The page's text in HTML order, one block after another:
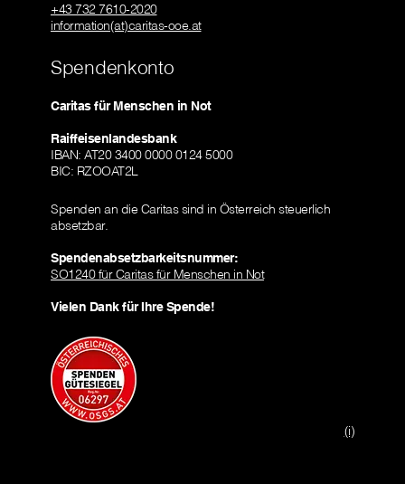
+43 732 7610-2020
information(at)caritas-ooe.at
Spendenkonto
Caritas für Menschen in Not
Raiffeisenlandesbank
IBAN: AT20 3400 0000 0124 5000
BIC: RZOOAT2L
Spenden an die Caritas sind in Österreich steuerlich
absetzbar.
Spendenabsetzbarkeitsnummer:
SO1240 für Caritas für Menschen in Not
Vielen Dank für Ihre Spende!
(i)